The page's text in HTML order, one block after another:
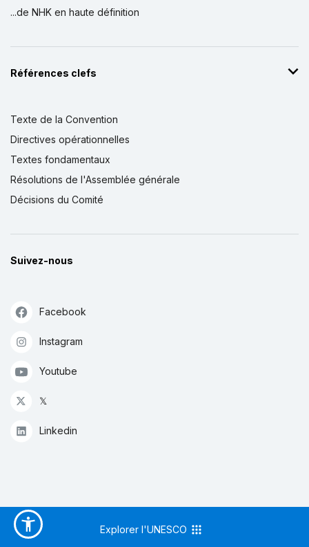
...de NHK en haute définition
Références clefs
Texte de la Convention
Directives opérationnelles
Textes fondamentaux
Résolutions de l'Assemblée générale
Décisions du Comité
Suivez-nous
Facebook
Instagram
Youtube
𝕏
Linkedin
Explorer l'UNESCO